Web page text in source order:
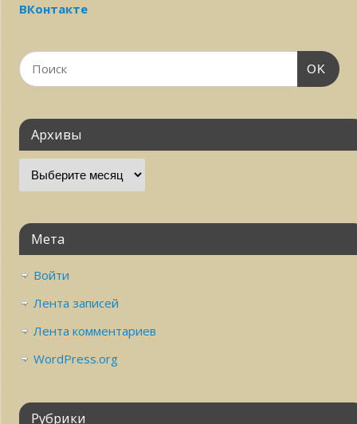
ВКонтакте
OK
Архивы
Мета
Войти
Лента записей
Лента комментариев
WordPress.org
Рубрики